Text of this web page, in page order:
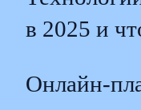
в 2025 и
Онлайн-